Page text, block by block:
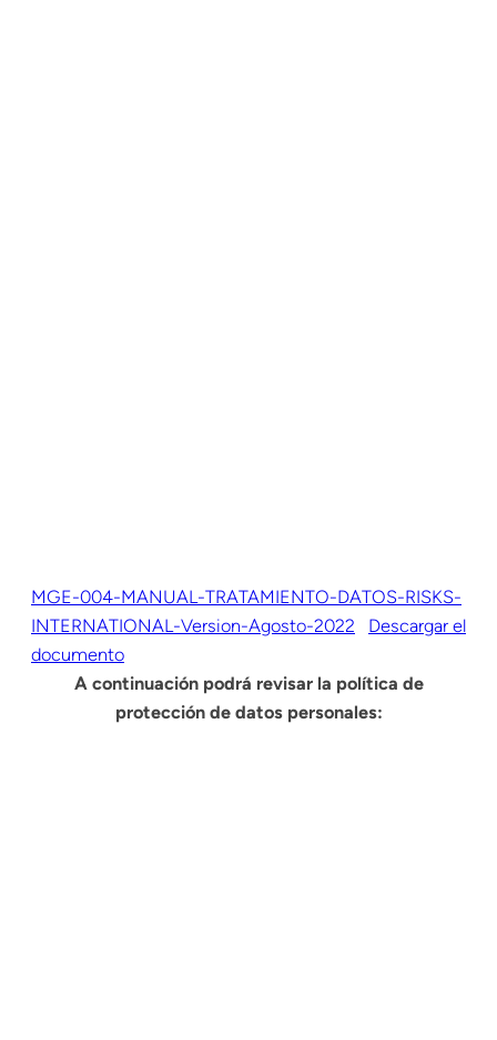
MGE-004-MANUAL-TRATAMIENTO-DATOS-RISKS-
INTERNATIONAL-Version-Agosto-2022
Descargar el
documento
A continuación podrá revisar la política de
protección de datos personales: